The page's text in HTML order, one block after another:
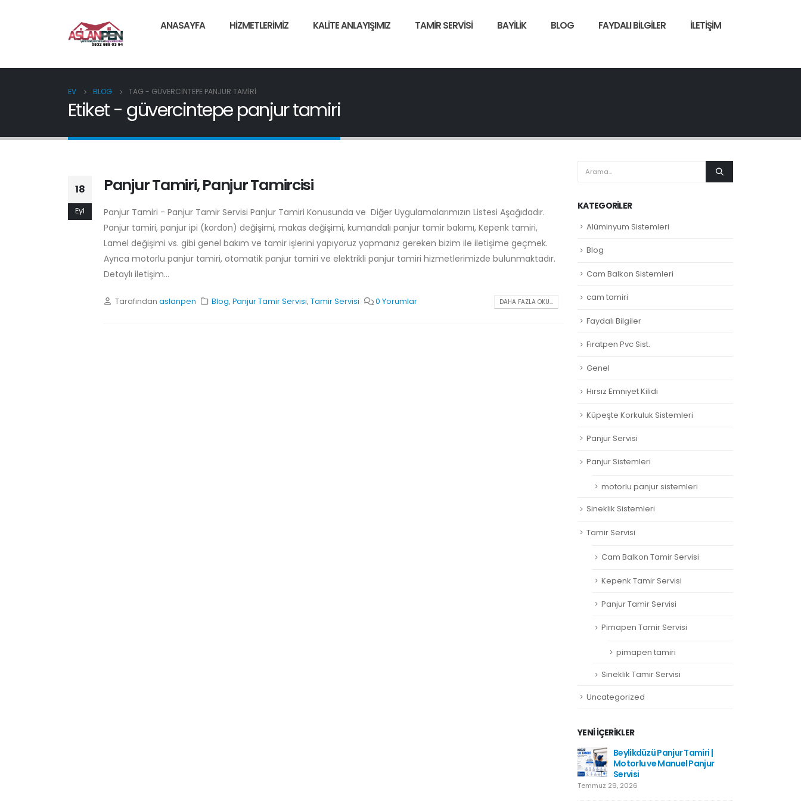
ANASAYFA HIZMETLERIMIZ KALITE ANLAYIŞIMIZ TAMIR SERVISI BAYILIK BLOG FAYDALI BILGILER İLETIŞIM
EV BLOG TAG - GÜVERCINTEPE PANJUR TAMIRI
Etiket - güvercintepe panjur tamiri
18
Eyl
Panjur Tamiri, Panjur Tamircisi
Panjur Tamiri - Panjur Tamir Servisi Panjur Tamiri Konusunda ve Diğer Uygulamalarımızın Listesi Aşağıdadır.
Panjur tamiri, panjur ipi (kordon) değişimi, makas değişimi, kumandalı panjur tamir bakımı, Kepenk tamiri,
Lamel değişimi vs. gibi genel bakım ve tamir işlerini yapıyoruz yapmanız gereken bizim ile iletişime geçmek.
Ayrıca motorlu panjur tamiri, otomatik panjur tamiri ve elektrikli panjur tamiri hizmetlerimizde bulunmaktadır.
Detaylı iletişim...
Tarafından aslanpen Blog,Panjur Tamir Servisi,Tamir Servisi 0 Yorumlar DAHA FAZLA OKU...
KATEGORILER
Alüminyum Sistemleri
Blog
Cam Balkon Sistemleri
cam tamiri
Faydalı Bilgiler
Fıratpen Pvc Sist.
Genel
Hırsız Emniyet Kilidi
Küpeşte Korkuluk Sistemleri
Panjur Servisi
Panjur Sistemleri
motorlu panjur sistemleri
Sineklik Sistemleri
Tamir Servisi
Cam Balkon Tamir Servisi
Kepenk Tamir Servisi
Panjur Tamir Servisi
Pimapen Tamir Servisi
pimapen tamiri
Sineklik Tamir Servisi
Uncategorized
YENI İÇERIKLER
Beylikdüzü Panjur Tamiri |
Motorlu ve Manuel Panjur
Servisi
Temmuz 29, 2026